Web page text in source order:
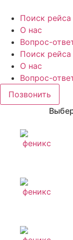
содержимому
Поиск рейса
О нас
Вопрос-
Поиск рейса
О нас
Вопрос-
Позвонить